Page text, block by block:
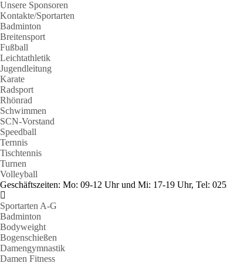
Unsere Sponsoren
Kontakte/Sportarten
Badminton
Breitensport
Fußball
Leichtathletik
Jugendleitung
Karate
Radsport
Rhönrad
Schwimmen
SCN-Vorstand
Speedball
Ternnis
Tischtennis
Turnen
Volleyball
Geschäftszeiten: Mo: 09-12 Uhr und Mi: 17-19 Uhr, Tel:
Sportarten A-G
Badminton
Bodyweight
Bogenschießen
Damengymnastik
Damen Fitness